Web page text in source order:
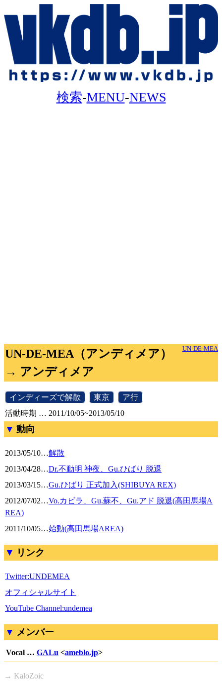
検索-MENU-NEWS
UN-DE-MEA
UN-DE-MEA（アンディメア）
→ アンディメア
インディーズで解散 東京 ア行
活動時期 … 2011/10/05~2013/05/10
動向
2013/05/10…解散
2013/04/28…Dr.不動明 神夜、Gu.ひばり 脱退
2013/03/15…Gu.ひばり 正式加入(SHIBUYA REX)
2012/07/02…Vo.カビラ、Gu.蘇不、Gu.アド 脱退(高田馬場A
REA)
2011/10/05…始動(高田馬場AREA)
リンク
Twitter:UNDEMEA
オフィシャルサイト
YouTube Channel:undemea
メンバー
Vocal … GALu <ameblo.jp>
→ KaloZoic